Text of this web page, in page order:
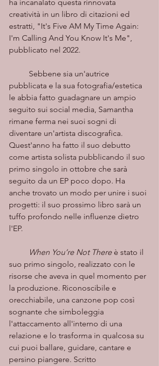
ha incanalato questa rinnovata
creatività in un libro di citazioni ed
estratti, "It's Five AM My Time Again:
I'm Calling And You Know It's Me",
pubblicato nel 2022.
pubblicata e la sua fotografia/estetica
le abbia fatto guadagnare un ampio
seguito sui social media, Samantha
rimane ferma nei suoi sogni di
diventare un'artista discografica.
Quest'anno ha fatto il suo debutto
come artista solista pubblicando il suo
primo singolo in ottobre che sarà
seguito da un EP poco dopo. Ha
anche trovato un modo per unire i suoi
progetti: il suo prossimo libro sarà un
tuffo profondo nelle influenze dietro
l'EP.
When You’re Not There è stato il
suo primo singolo, realizzato con le
risorse che aveva in quel momento per
la produzione. Riconoscibile e
orecchiabile, una canzone pop così
sognante che simboleggia
l'attaccamento all'interno di una
relazione e lo trasforma in qualcosa su
cui puoi ballare, guidare, cantare e
persino piangere. Scritto